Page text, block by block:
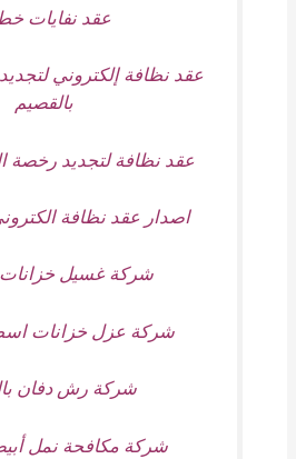
عقد نفايات
عقد نظافة إلكتروني
بالقصيم
عقد نظافة لتجديد رخصة
اصدار عقد نظافة
شركة غسيل خزانات
شركة عزل خزانات
شركة رش دفان
شركة مكافحة نمل